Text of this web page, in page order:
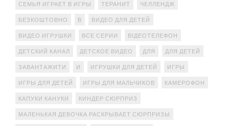
СЕМЬЯ ИГРАЕТ В ИГРЫ ТЕРАНИТ ЧЕЛЛЕНДЖ
БЕЗКОШТОВНО В ВИДЕО ДЛЯ ДЕТЕЙ
ВИДЕО ИГРУШКИ ВСЕ СЕРИИ ВІДЕОТЕЛЕФОН
ДЕТСКИЙ КАНАЛ ДЕТСКОЕ ВИДЕО ДЛЯ ДЛЯ ДЕТЕЙ
ЗАВАНТАЖИТИ И ИГРУШКИ ДЛЯ ДЕТЕЙ ИГРЫ
ИГРЫ ДЛЯ ДЕТЕЙ ИГРЫ ДЛЯ МАЛЬЧИКОВ КАМЕРОФОН
КАПУКИ КАНУКИ КИНДЕР СЮРПРИЗ
МАЛЕНЬКАЯ ДЕВОЧКА РАСКРЫВАЕТ СЮРПРИЗЫ